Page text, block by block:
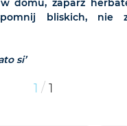
domu, zaparz
bliskich, nie
si’
1 / 1